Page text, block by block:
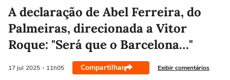
Selecione o time para ver as notícias
A declaração de Abel Ferreira, do
Palmeiras, direcionada a Vitor
Roque: "Será que o Barcelona…"
17 jul 2025 - 11h05 Compartilhar Exibir comentários